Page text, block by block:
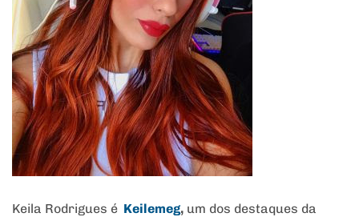
Keila Rodrigues é Keilemeg, um dos destaques da